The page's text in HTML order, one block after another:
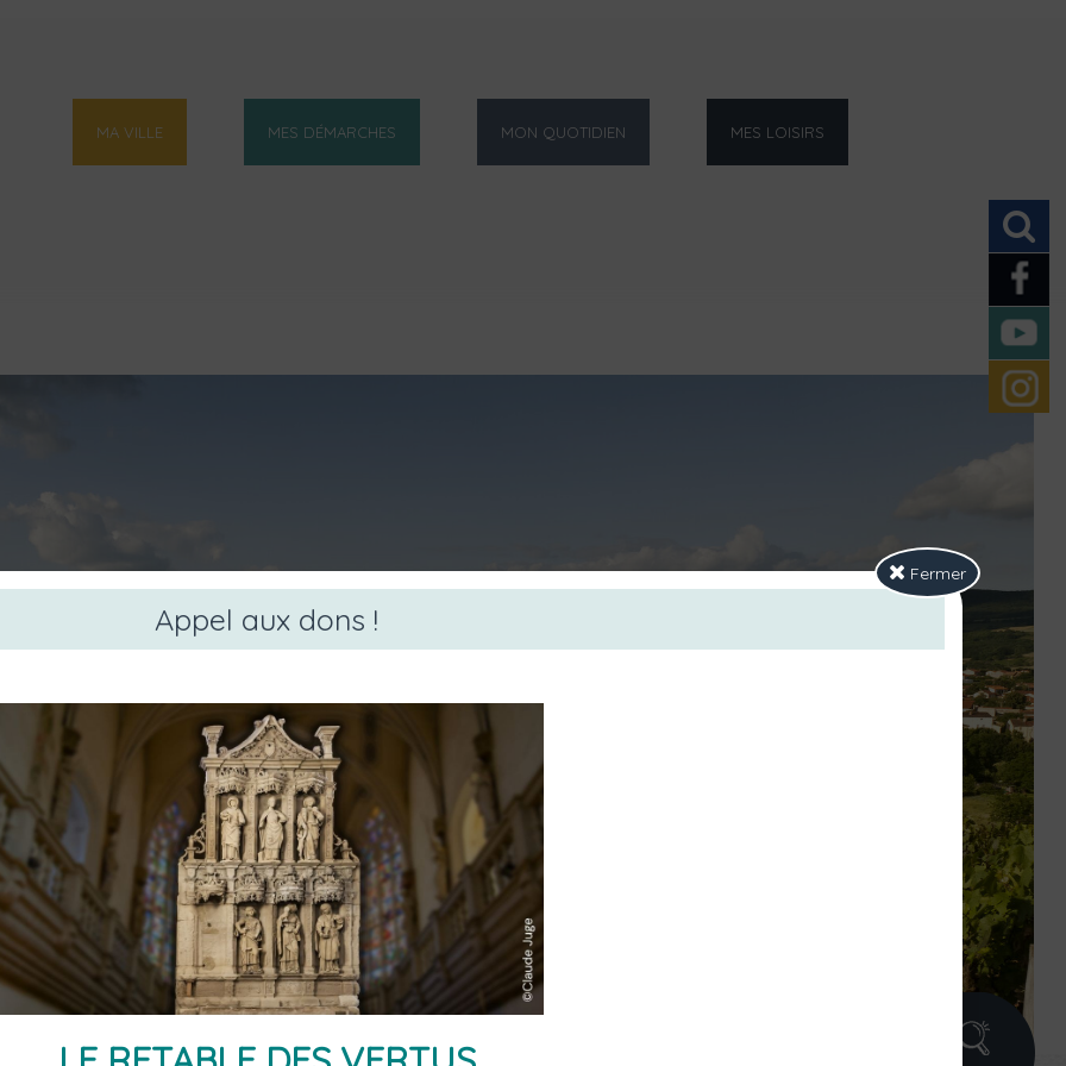
MA VILLE MES DÉMARCHES MON QUOTIDIEN MES LOISIRS
À
le-Comte
Fermer
Appel aux dons !